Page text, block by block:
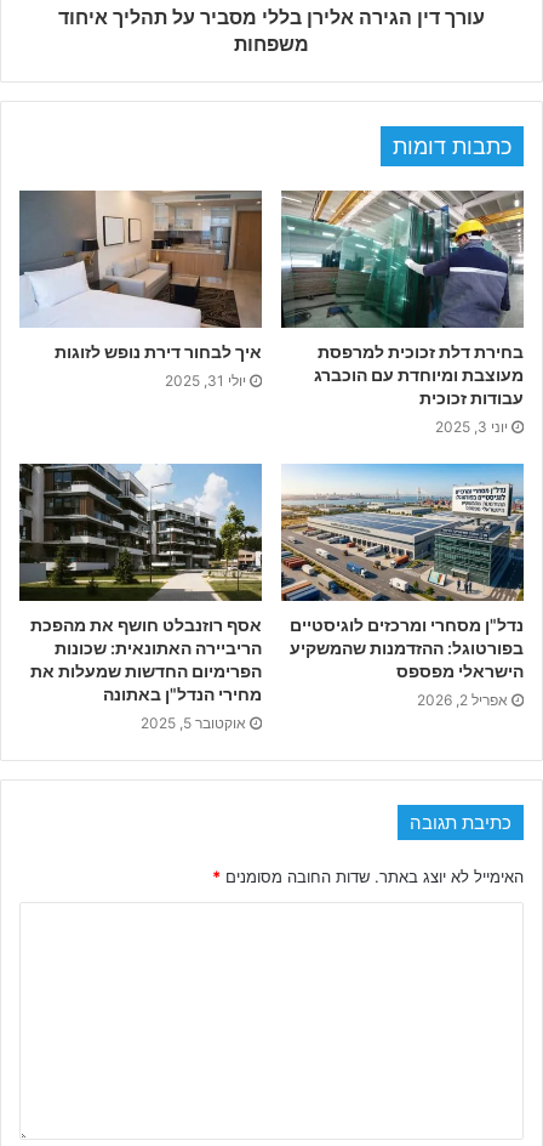
עורך דין הגירה אלירן בללי מסביר על תהליך איחוד
משפחות
כתבות דומות
בחירת דלת זכוכית למרפסת
מעוצבת ומיוחדת עם הוכברג
עבודות זכוכית
יוני 3, 2025
איך לבחור דירת נופש לזוגות
יולי 31, 2025
נדל"ן מסחרי ומרכזים לוגיסטיים
בפורטוגל: ההזדמנות שהמשקיע
הישראלי מפספס
אפריל 2, 2026
אסף רוזנבלט חושף את מהפכת
הריביירה האתונאית: שכונות
הפרימיום החדשות שמעלות את
מחירי הנדל"ן באתונה
אוקטובר 5, 2025
כתיבת תגובה
האימייל לא יוצג באתר. שדות החובה מסומנים *